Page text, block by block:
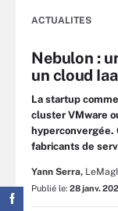
ACTUALITES
Nebulon :
un cloud
La startup
cluster VMware
hyperconvergée.
fabricants de
Yann Serra,
Publié le: 28 janv.